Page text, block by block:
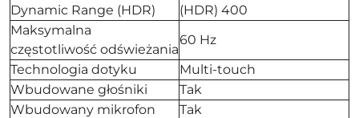
Dynamic Range (HDR)
(HDR) 400
Maksymalna
częstotliwość odświeżania
60 Hz
Technologia dotyku
Multi-touch
Wbudowane głośniki
Tak
Wbudowany mikrofon
Tak